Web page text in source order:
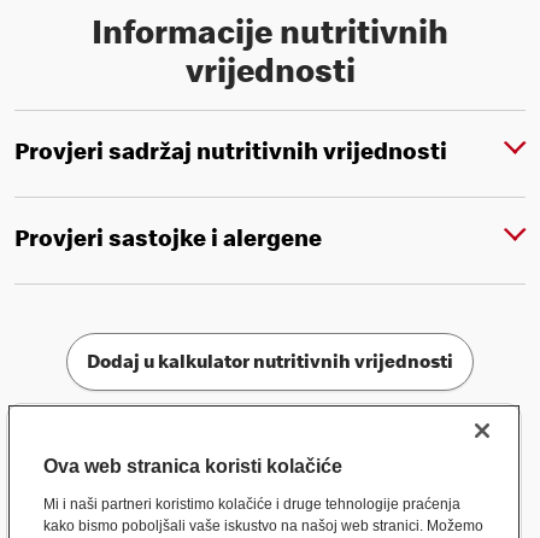
Informacije nutritivnih
vrijednosti
Provjeri sadržaj nutritivnih vrijednosti
Provjeri sastojke i alergene
Dodaj u kalkulator nutritivnih vrijednosti
Ova web stranica koristi kolačiće
Mi i naši partneri koristimo kolačiće i druge tehnologije praćenja
kako bismo poboljšali vaše iskustvo na našoj web stranici. Možemo